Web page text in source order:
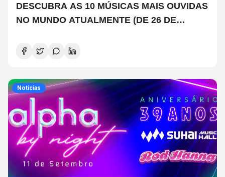
DESCUBRA AS 10 MÚSICAS MAIS OUVIDAS
NO MUNDO ATUALMENTE (DE 26 DE
Noticias